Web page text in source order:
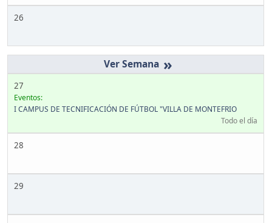
26
»
27
Eventos:
I CAMPUS DE TECNIFICACIÓN DE FÚTBOL "VILLA DE MONTEFRIO
Todo el día
28
29